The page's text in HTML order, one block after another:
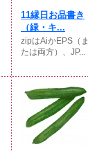
11縁日お品書き
（緑・キ...
zipはAiかEPS（ま
たは両方）、JP...